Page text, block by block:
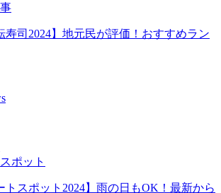
寿司2024】地元民が評価！おすすめラン
ポット
トスポット2024】雨の日もOK！最新から